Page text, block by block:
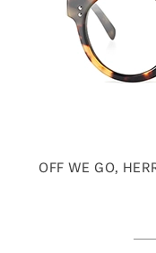
OFF WE GO,